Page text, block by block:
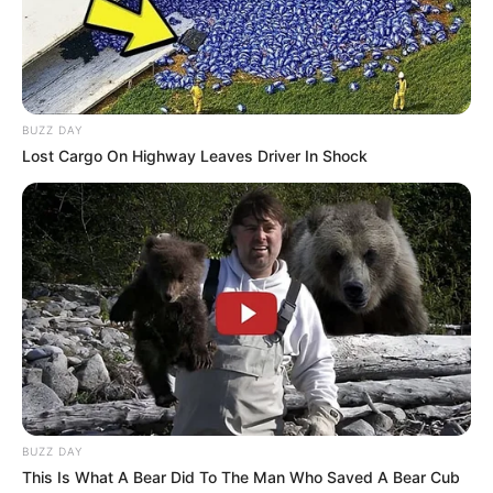
műsorokat érintheti elsőként az átalakítás. Tarr
Zoltán konkrét címeket nem nevezett meg, de a
kormányzati kommunikáció alapján egyértelmű:
azok a tartalmak kerülhetnek célkeresztbe,
amelyeket a Tisza politikai propagandaként értékel.
A kormány számára azonban kényes kérdés,
hogyan állít le műsorokat úgy, hogy közben ne
lehessen politikai tisztogatással vádolni. Éppen
ezért hangsúlyozzák a jogállami kereteket, a
társadalmi egyeztetést és a szakmai átvilágítást.
A cél az lehet, hogy ne egyszerű bosszúként
jelenjen meg a változás, hanem egy új
közszolgálati rendszer felépítéseként.
BUZZ DAY
Lost Cargo On Highway Leaves Driver In Shock
BUZZ DAY
This Is What A Bear Did To The Man Who Saved A Bear Cub